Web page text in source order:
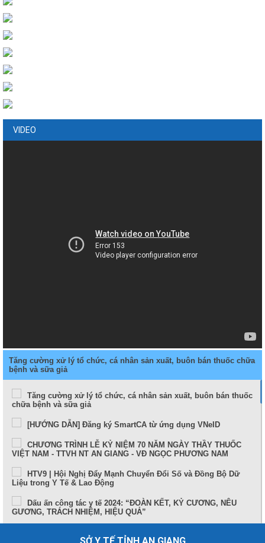
VIDEO
Tăng cường xử lý tổ chức, cá nhân sản xuất, buôn bán thuốc chữa
bệnh và sữa giả
Tăng cường xử lý tổ chức, cá nhân sản xuất, buôn bán thuốc
chữa bệnh và sữa giả
[HƯỚNG DẪN] Đăng ký SmartCA từ ứng dụng VNeID
CHƯƠNG TRÌNH LỄ KỶ NIỆM 70 NĂM NGÀY THẦY THUỐC
VIỆT NAM - TTVH NT AN GIANG - VĐ NGỌC PHƯƠNG NAM
HTV9 | Hội Nghị Đẩy Mạnh Chuyển Đổi Số và Đồng Bộ Dữ
Liệu trong Y Tế & Lao Động
Dấu ấn công tác y tế 2024: “ĐOÀN KẾT, KỶ CƯƠNG, NÊU
GƯƠNG, TRÁCH NHIỆM, HIỆU QUẢ”